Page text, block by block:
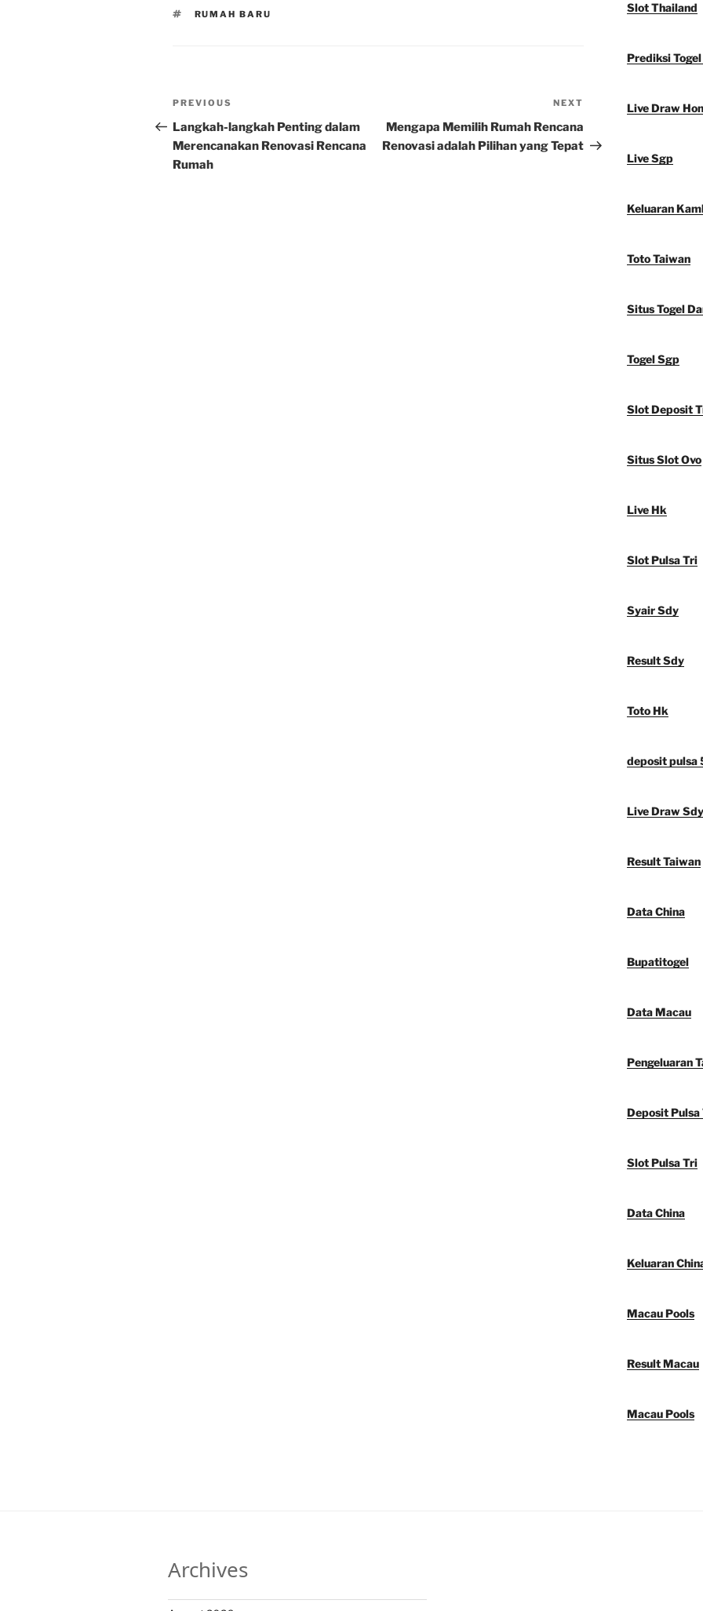
TAGS
RUMAH BARU
Post
navigation
Previous
Post
PREVIOUS
Langkah-langkah Penting dalam
Merencanakan Renovasi Rencana
Rumah
NEXT
Mengapa Memilih Rumah Rencana
Renovasi adalah Pilihan yang Tepat
Slot Thailand
Prediksi
Live Draw
Live Sgp
Keluaran
Toto Taiwan
Situs Togel
Togel Sgp
Slot Deposit
Situs Slot Ovo
Live Hk
Slot Pulsa Tri
Syair Sdy
Result Sdy
Toto Hk
deposit pulsa
Live Draw Sdy
Result Taiwan
Data China
Bupatitogel
Data Macau
Pengeluaran
Deposit Pulsa
Slot Pulsa Tri
Data China
Keluaran
Macau Pools
Result Macau
Macau Pools
Archives